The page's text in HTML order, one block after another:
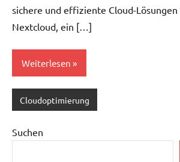
sichere und effiziente Cloud-Lösungen
Nextcloud, ein […]
Weiterlesen
Cloudoptimierung
Suchen